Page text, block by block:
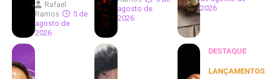
Rafael
Ramos
5 de
agosto de
2026
agosto de
2026
2026
DESTAQUE
LANÇAMENTOS